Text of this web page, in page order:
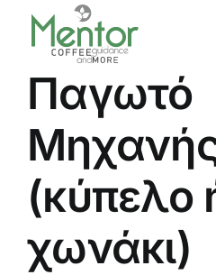
Παγωτό
(κύπελο
χωνάκι)